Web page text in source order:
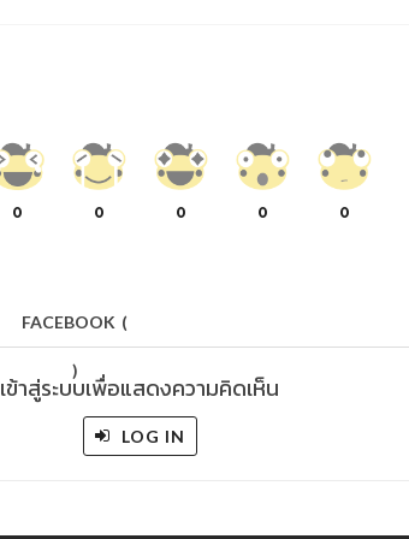
0 0 0 0 0
FACEBOOK (
)
เข้าสู่ระบบเพื่อแสดงความคิดเห็น
LOG IN